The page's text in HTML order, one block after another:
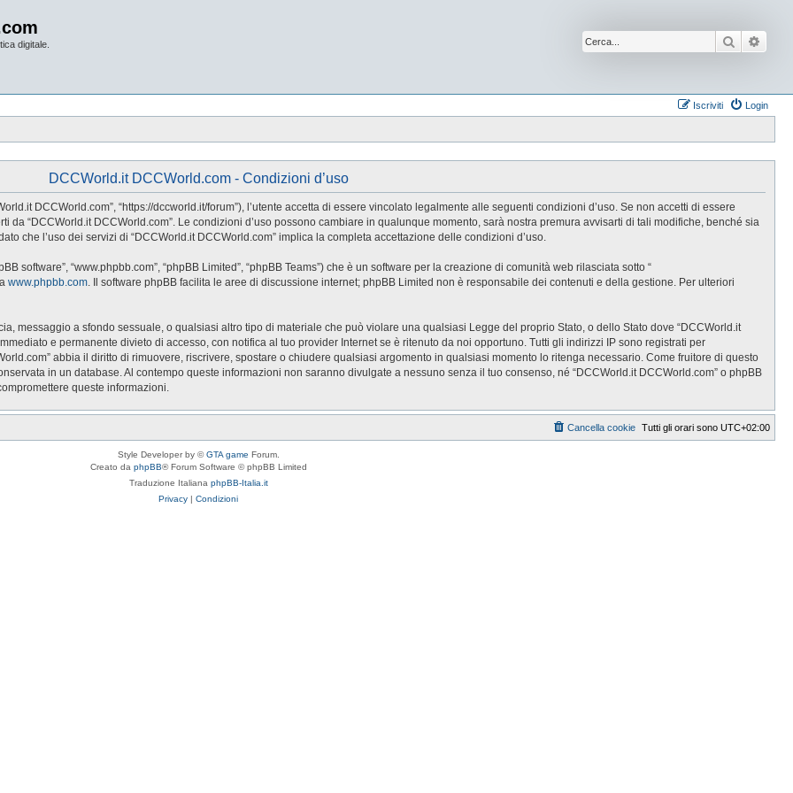
digitale. Cerca
Login
Iscriviti
DCCWorld.it DCCWorld.com - Condizioni d’uso
DCCWorld.com”, “https://dccworld.it/forum”), l’utente accetta di essere vincolato legalmente alle seguenti condizioni d’uso. Se non accetti di essere
da “DCCWorld.it DCCWorld.com”. Le condizioni d’uso possono cambiare in qualunque momento, sarà nostra premura avvisarti di tali modifiche, benché sia
che l’uso dei servizi di “DCCWorld.it DCCWorld.com” implica la completa accettazione delle condizioni d’uso.
software”, “www.phpbb.com”, “phpBB Limited”, “phpBB Teams”) che è un software per la creazione di comunità web rilasciata sotto “
www.phpbb.com. Il software phpBB facilita le aree di discussione internet; phpBB Limited non è responsabile dei contenuti e della gestione. Per ulteriori
messaggio a sfondo sessuale, o qualsiasi altro tipo di materiale che può violare una qualsiasi Legge del proprio Stato, o dello Stato dove “DCCWorld.it
e permanente divieto di accesso, con notifica al tuo provider Internet se è ritenuto da noi opportuno. Tutti gli indirizzi IP sono registrati per
abbia il diritto di rimuovere, riscrivere, spostare o chiudere qualsiasi argomento in qualsiasi momento lo ritenga necessario. Come fruitore di questo
in un database. Al contempo queste informazioni non saranno divulgate a nessuno senza il tuo consenso, né “DCCWorld.it DCCWorld.com” o phpBB
queste informazioni.
Tutti gli orari sono UTC+02:00
Cancella cookie
Style Developer by ©GTA game Forum.
Creato da phpBB® Forum Software © phpBB Limited
Traduzione Italiana phpBB-Italia.it
Privacy | Condizioni